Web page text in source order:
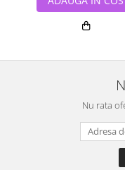
Nu rata